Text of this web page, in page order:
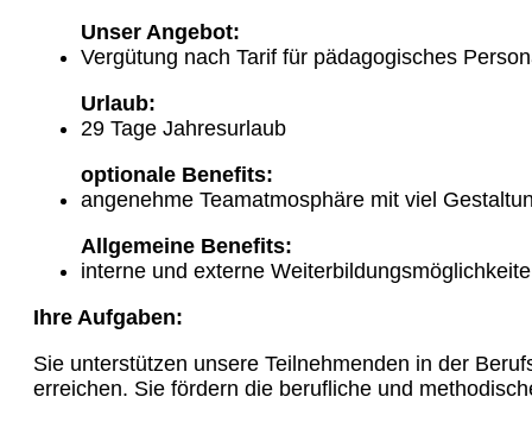
Unser Angebot:
Vergütung nach Tarif für pädagogisches
Urlaub:
29 Tage Jahresurlaub
optionale Benefits:
angenehme Teamatmosphäre mit viel
Allgemeine Benefits:
interne und externe
Ihre Aufgaben:
Sie unterstützen unsere Teilnehmenden in der
erreichen. Sie fördern die berufliche und